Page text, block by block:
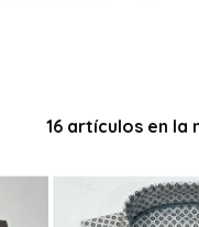
16 artículos en la